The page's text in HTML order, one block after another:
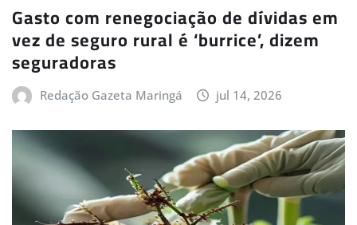
Gasto com renegociação de dívidas em
vez de seguro rural é ‘burrice’, dizem
seguradoras
Redação Gazeta Maringá jul 14, 2026